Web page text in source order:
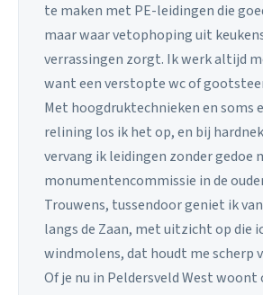
te maken met PE-leidingen die
maar waar vetophoping uit
verrassingen zorgt. Ik werk altijd
want een verstopte wc of
Met hoogdruktechnieken en soms
relining los ik het op, en bij
vervang ik leidingen zonder gedoe
monumentencommissie in de
Trouwens, tussendoor geniet ik
langs de Zaan, met uitzicht op die
windmolens, dat houdt me scherp
Of je nu in Peldersveld West